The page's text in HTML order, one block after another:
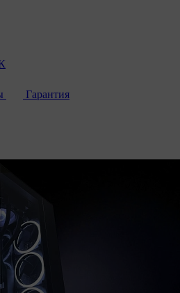
Гарантия